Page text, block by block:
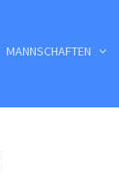
MANNSCHAFTEN